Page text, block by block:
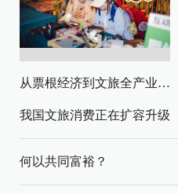
从票根经济到文旅全产业链升级
我国文旅消费正在扩容升级
何以共同富裕？